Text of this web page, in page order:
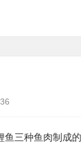
三种鱼肉制成